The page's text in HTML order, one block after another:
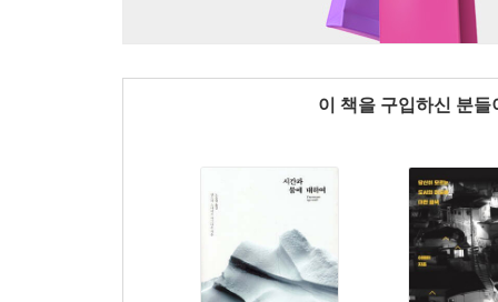
이 책을 구입하신 분